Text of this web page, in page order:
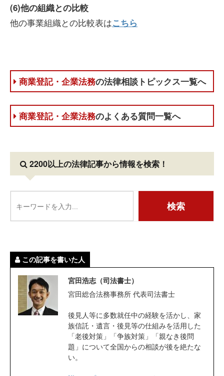
(6)他の組織との比較
他の事業組織との比較表はこちら
商業登記・企業法務の法律相談トピックス一覧へ
商業登記・企業法務のよくある質問一覧へ
2200以上の法律記事から情報を検索！
この記事を書いた人
宮田浩志（司法書士）
宮田総合法務事務所 代表司法書士
後見人等に多数就任中の経験を活かし、家
族信託・遺言・後見等の仕組みを活用した
「老後対策」「争族対策」「親なき後問
題」について全国からの相談が後を絶たな
い。